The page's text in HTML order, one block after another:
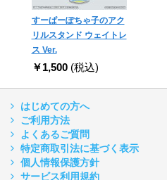
すーぱーぽちゃ子のアク
リルスタンド ウェイトレ
ス Ver.
￥1,500 (税込)
はじめての方へ
ご利用方法
よくあるご質問
特定商取引法に基づく表示
個人情報保護方針
サービス利用規約